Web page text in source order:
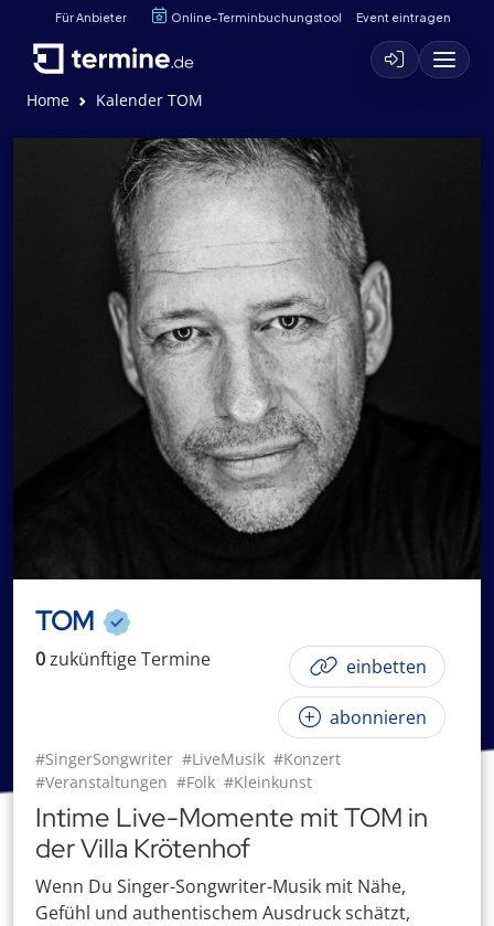
Für Anbieter Online-Terminbuchungstool Event eintragen
Home Kalender TOM
TOM
0zukünftigeTermine einbetten
abonnieren
#SingerSongwriter #LiveMusik #Konzert
#Veranstaltungen #Folk #Kleinkunst
Intime Live-Momente mit TOM in
der Villa Krötenhof
Wenn Du Singer-Songwriter-Musik mit Nähe,
Gefühl und authentischem Ausdruck schätzt,